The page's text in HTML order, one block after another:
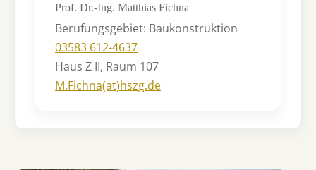
Prof. Dr.-Ing. Matthias Fichna
Berufungsgebiet: Baukonstruktion
03583 612-4637
Haus Z II, Raum 107
M.Fichna(at)hszg.de